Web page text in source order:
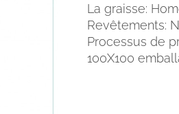
La graisse:
Revêtements:
Processus de
100X100